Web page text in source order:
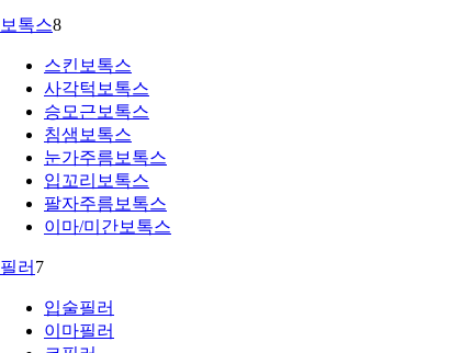
보톡스8
스킨보톡스
사각턱보톡스
승모근보톡스
침샘보톡스
눈가주름보톡스
입꼬리보톡스
팔자주름보톡스
이마/미간보톡스
필러 7
입술필러
이마필러